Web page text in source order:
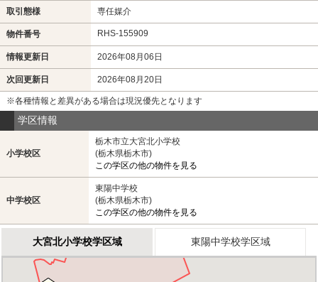
取引態様 専任媒介
物件番号 RHS-155909
情報更新日 2026年08月06日
次回更新日 2026年08月20日
※各種情報と差異がある場合は現況優先となります
学区情報
小学校区
栃木市立大宮北小学校
(栃木県栃木市)
この学区の他の物件を見る
中学校区
東陽中学校
(栃木県栃木市)
この学区の他の物件を見る
大宮北小学校学区域 東陽中学校学区域